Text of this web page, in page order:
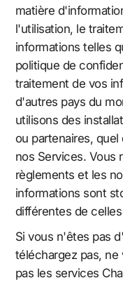
matière
l'utilisation, le
informations telles
politique de
traitement de vos
d'autres pays du
utilisons des
ou partenaires,
nos Services. Vous
règlements et les
informations sont
différentes de
Si vous n'êtes pas
téléchargez pas,
pas les services